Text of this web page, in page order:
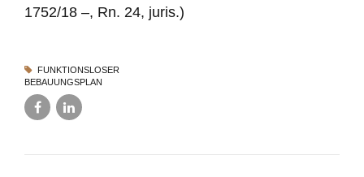
1752/18 –, Rn. 24, juris.)
FUNKTIONSLOSER
BEBAUUNGSPLAN